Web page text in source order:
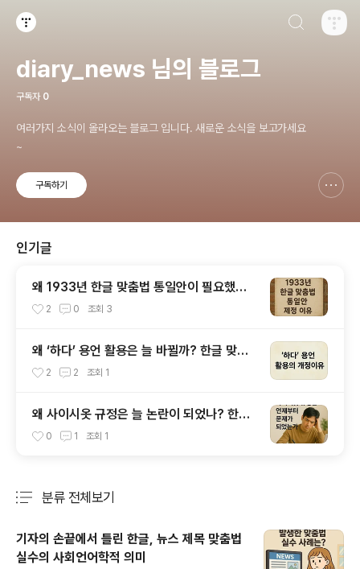
diary_news 님의 블로그
구독자 0
여러가지 소식이 올라오는 블로그 입니다. 새로운 소식을 보고가세요
~
구독하기
인기글
왜 1933년 한글 맞춤법 통일안이 필요했을
까?
2 0 조회 3
왜 ‘하다’ 용언 활용은 늘 바뀔까? 한글 맞춤
법 변화사로 본 답
2 2 조회 1
왜 사이시옷 규정은 늘 논란이 되었나? 한글
맞춤법 변화사 속 이야기
0 1 조회 1
분류 전체보기
기자의 손끝에서 틀린 한글, 뉴스 제목 맞춤법
실수의 사회언어학적 의미